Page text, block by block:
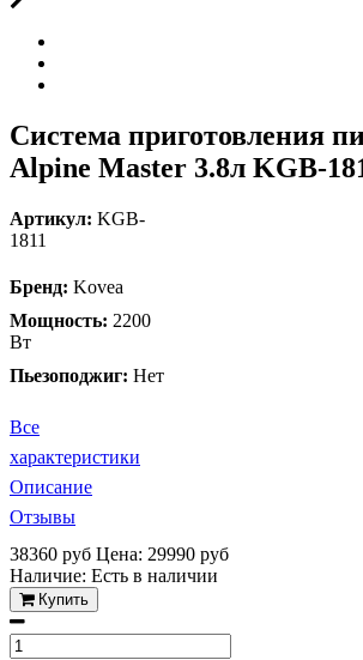
Система приготовления
Alpine Master 3.8л KGB-
Артикул: KGB-
1811
Бренд: Kovea
Мощность: 2200
Вт
Пьезоподжиг: Нет
Все
характеристики
Описание
Отзывы
38360 руб Цена: 29990 руб
Наличие: Есть в наличии
Купить